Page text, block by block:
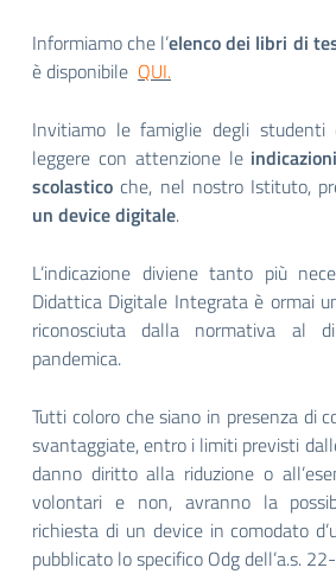
Informiamo che l’elenco dei libri di
è disponibile QUI.
Invitiamo le famiglie degli
leggere con attenzione le
scolastico che, nel nostro Istituto,
un device digitale.
L’indicazione diviene tanto più
Didattica Digitale Integrata è ormai
riconosciuta dalla normativa al
pandemica.
Tutti coloro che siano in presenza di
svantaggiate, entro i limiti previsti
danno diritto alla riduzione o
volontari e non, avranno la
richiesta di un device in comodato
pubblicato lo specifico Odg dell’a.s.